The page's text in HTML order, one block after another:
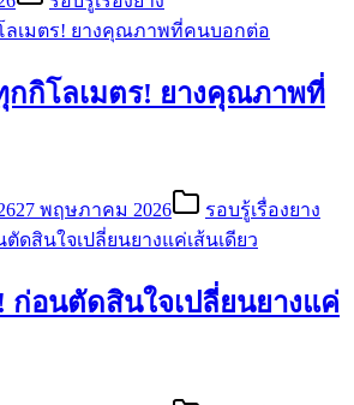
กกิโลเมตร! ยางคุณภาพที่
27 พฤษภาคม 2026 รอบรู้เรื่องยาง
ก่อนตัดสินใจเปลี่ยนยางแค่